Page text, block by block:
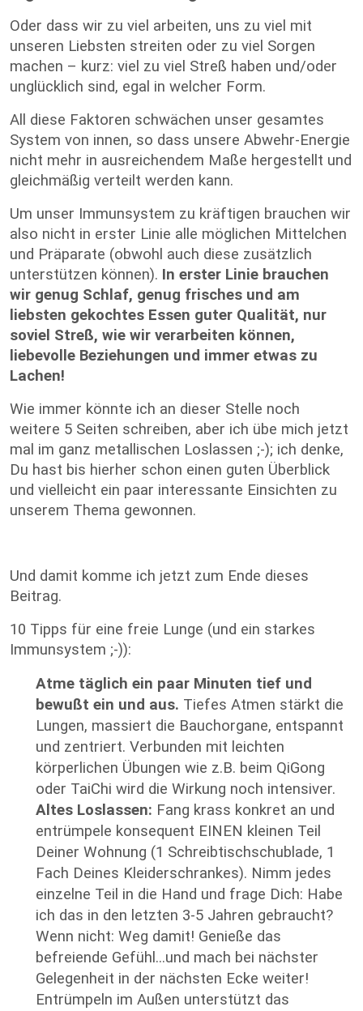
Oder dass wir zu viel arbeiten, uns zu viel mit
unseren Liebsten streiten oder zu viel Sorgen
machen – kurz: viel zu viel Streß haben und/oder
unglücklich sind, egal in welcher Form.
All diese Faktoren schwächen unser gesamtes
System von innen, so dass unsere Abwehr-Energie
nicht mehr in ausreichendem Maße hergestellt und
gleichmäßig verteilt werden kann.
Um unser Immunsystem zu kräftigen brauchen wir
also nicht in erster Linie alle möglichen Mittelchen
und Präparate (obwohl auch diese zusätzlich
unterstützen können). In erster Linie brauchen
wir genug Schlaf, genug frisches und am
liebsten gekochtes Essen guter Qualität, nur
soviel Streß, wie wir verarbeiten können,
liebevolle Beziehungen und immer etwas zu
Lachen!
Wie immer könnte ich an dieser Stelle noch
weitere 5 Seiten schreiben, aber ich übe mich jetzt
mal im ganz metallischen Loslassen ;-); ich denke,
Du hast bis hierher schon einen guten Überblick
und vielleicht ein paar interessante Einsichten zu
unserem Thema gewonnen.
Und damit komme ich jetzt zum Ende dieses
Beitrag.
10 Tipps für eine freie Lunge (und ein starkes
Immunsystem ;-)):
Atme täglich ein paar Minuten tief und
bewußt ein und aus. Tiefes Atmen stärkt die
Lungen, massiert die Bauchorgane, entspannt
und zentriert. Verbunden mit leichten
körperlichen Übungen wie z.B. beim QiGong
oder TaiChi wird die Wirkung noch intensiver.
Altes Loslassen: Fang krass konkret an und
entrümpele konsequent EINEN kleinen Teil
Deiner Wohnung (1 Schreibtischschublade, 1
Fach Deines Kleiderschrankes). Nimm jedes
einzelne Teil in die Hand und frage Dich: Habe
ich das in den letzten 3-5 Jahren gebraucht?
Wenn nicht: Weg damit! Genieße das
befreiende Gefühl...und mach bei nächster
Gelegenheit in der nächsten Ecke weiter!
Entrümpeln im Außen unterstützt das